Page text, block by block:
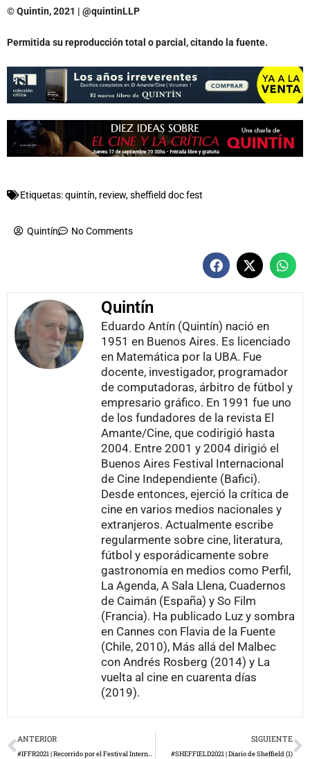
© Quintin, 2021 | @quintinLLP
Permitida su reproducción total o parcial, citando la fuente.
Etiquetas:quintín, review,sheffield doc fest
Quintín No Comments
Quintín
Eduardo Antín (Quintín) nació en
1951 en Buenos Aires. Es licenciado
en Matemática por la UBA. Fue
docente, investigador, programador
de computadoras, árbitro de fútbol y
empresario gráfico. En 1991 fue uno
de los fundadores de la revista El
Amante/Cine, que codirigió hasta
2004. Entre 2001 y 2004 dirigió el
Buenos Aires Festival Internacional
de Cine Independiente (Bafici).
Desde entonces, ejerció la crítica de
cine en varios medios nacionales y
extranjeros. Actualmente escribe
regularmente sobre cine, literatura,
fútbol y esporádicamente sobre
gastronomía en medios como Perfil,
La Agenda, A Sala Llena, Cuadernos
de Caimán (España) y So Film
(Francia). Ha publicado Luz y sombra
en Cannes con Flavia de la Fuente
(Chile, 2010), Más allá del Malbec
con Andrés Rosberg (2014) y La
vuelta al cine en cuarenta días
(2019).
Prev
ANTERIOR
#IFFR2021 | Recorrido por el Festival Internacional de Cine de Rotterdam (2)
SIGUIENTE
#SHEFFIELD2021 | Diario de Sheffield (1)